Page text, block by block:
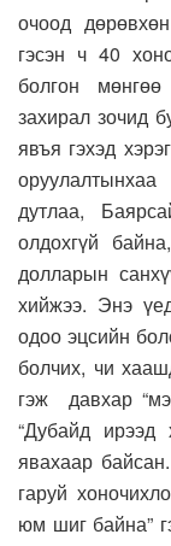
очоод
гэсэн ч 40
болгон мөнгөө
захирал зочид
явъя гэхэд
дутлаа,
олдохгүй
долларын
хийжээ. Энэ
одоо эцсийн
болчих, чи
гэж давхар
“Дубайд
явахаар
гаруй
юм шиг байна”